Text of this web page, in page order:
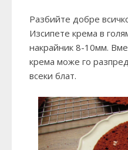
Разбийте добре
Изсипете крема в
накрайник 8-10мм.
крема може го
всеки блат.